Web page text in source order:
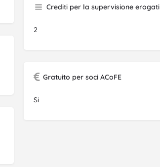
Crediti per la supervisione erogati
2
Gratuito per soci ACoFE
Si